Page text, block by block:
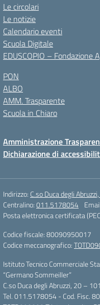
Le circolari
Le notizie
Calendario eventi
Scuola Digitale
EDUSCOPIO – Fondazione
PON
ALBO
AMM. Trasparente
Scuola in Chiaro
Amministrazione
Dichiarazione di
Indirizzo: C.so Duca degli
Centralino:011.5178054
Posta elettronica certificata
Codice fiscale: 80090950017
Codice meccanografico:
Istituto Tecnico Commerciale
“Germano Sommeiller”
C.so Duca degli Abruzzi, 20 –
Tel. 011.5178054 - Cod. Fisc.